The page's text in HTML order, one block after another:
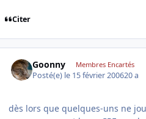
Citer
Goonny Membres Encartés
Posté(e) le 15 février 200620 a
dès lors que quelques-uns ne